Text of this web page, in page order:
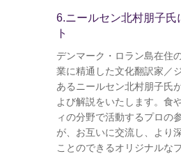
6.ニールセン北村朋子氏
ト
デンマーク・ロラン島在住
業に精通した文化翻訳家／
あるニールセン北村朋子氏
よび解説をいたします。食
ィの分野で活動するプロの
が、お互いに交流し、より
ことのできるオリジナルな